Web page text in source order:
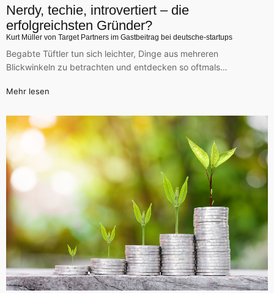
Nerdy, techie, introvertiert – die
erfolgreichsten Gründer?
Kurt Müller von Target Partners im Gastbeitrag bei deutsche-startups
Begabte Tüftler tun sich leichter, Dinge aus mehreren
Blickwinkeln zu betrachten und entdecken so oftmals…
Mehr lesen